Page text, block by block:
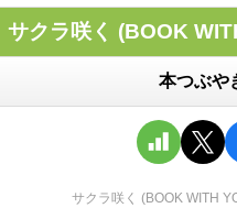
サクラ咲く (BOOK
本つぶや
サクラ咲く (BOOK WITH